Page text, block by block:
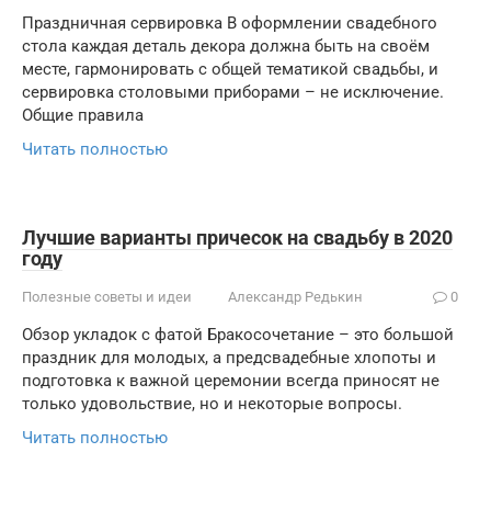
Праздничная сервировка В оформлении свадебного
стола каждая деталь декора должна быть на своём
месте, гармонировать с общей тематикой свадьбы, и
сервировка столовыми приборами – не исключение.
Общие правила
Читать полностью
Лучшие варианты причесок на свадьбу в 2020
году
Полезные советы и идеи Александр Редькин 0
Обзор укладок с фатой Бракосочетание – это большой
праздник для молодых, а предсвадебные хлопоты и
подготовка к важной церемонии всегда приносят не
только удовольствие, но и некоторые вопросы.
Читать полностью